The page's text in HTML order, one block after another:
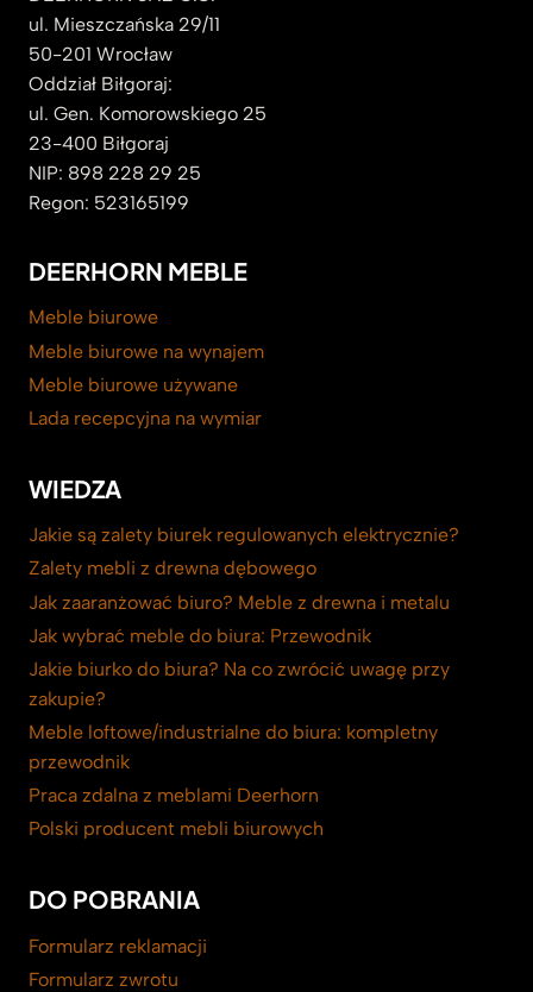
ul. Mieszczańska 29/11
50-201 Wrocław
Oddział Biłgoraj:
ul. Gen. Komorowskiego 25
23-400 Biłgoraj
NIP: 898 228 29 25
Regon: 523165199
DEERHORN MEBLE
Meble biurowe
Meble biurowe na wynajem
Meble biurowe używane
Lada recepcyjna na wymiar
WIEDZA
Jakie są zalety biurek regulowanych elektrycznie?
Zalety mebli z drewna dębowego
Jak zaaranżować biuro? Meble z drewna i metalu
Jak wybrać meble do biura: Przewodnik
Jakie biurko do biura? Na co zwrócić uwagę przy
zakupie?
Meble loftowe/industrialne do biura: kompletny
przewodnik
Praca zdalna z meblami Deerhorn
Polski producent mebli biurowych
DO POBRANIA
Formularz reklamacji
Formularz zwrotu